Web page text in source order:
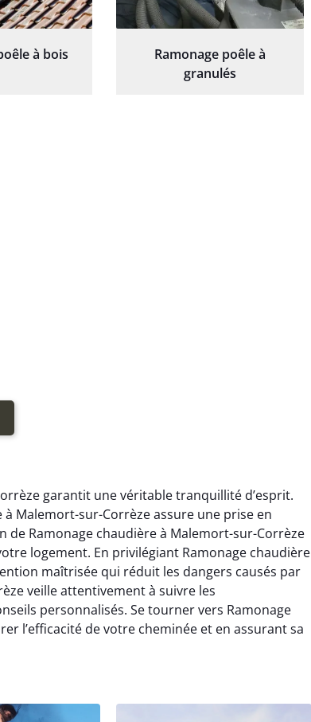
à bois
Ramonage poêle à
granulés
garantit une véritable tranquillité d’esprit.
Malemort-sur-Corrèze assure une prise en
Ramonage chaudière à Malemort-sur-Corrèze
logement. En privilégiant Ramonage chaudière
maîtrisée qui réduit les dangers causés par
veille attentivement à suivre les
personnalisés. Se tourner vers Ramonage
l’efficacité de votre cheminée et en assurant sa